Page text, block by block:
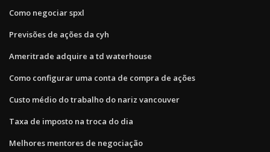
Como negociar spxl
Previsões de ações da cyh
Ameritrade adquire a td waterhouse
Como configurar uma conta de compra de ações
Custo médio do trabalho do nariz vancouver
Taxa de imposto na troca do dia
Melhores mentores de negociação